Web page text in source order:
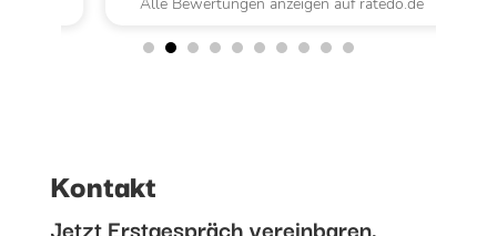
Kontakt
Jetzt Erstgespräch vereinbaren.